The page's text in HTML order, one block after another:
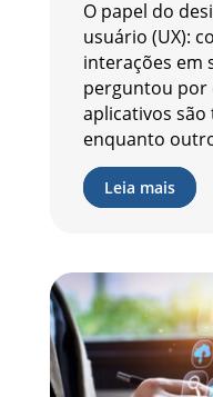
O papel do
usuário (UX):
interações em
perguntou por
aplicativos são
enquanto
Leia mais